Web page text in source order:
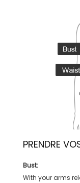
PRENDRE
Bust:
With your arms